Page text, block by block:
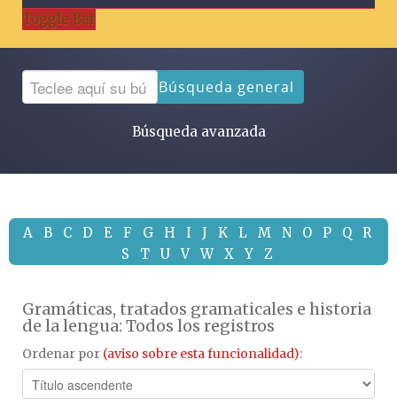
Toggle Bar
Búsqueda general
Búsqueda avanzada
A B C D E F G H I J K L M N O P Q
R
S
T U V W X Y Z
Gramáticas, tratados gramaticales e historia
de la lengua: Todos los registros
Ordenar por (aviso sobre esta funcionalidad):